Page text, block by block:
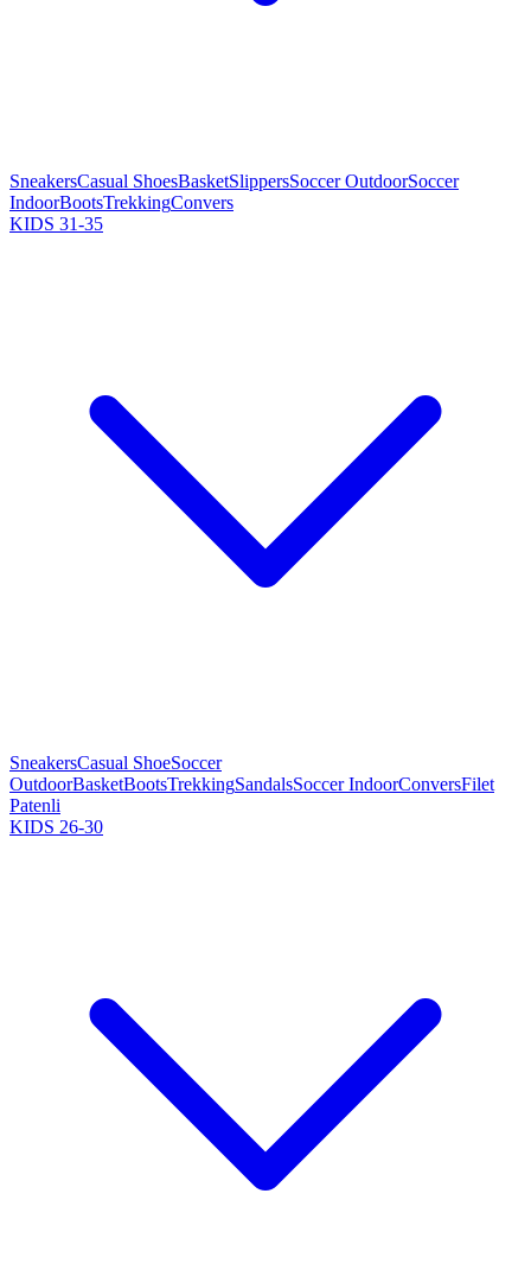
SneakersCasual ShoesBasketSlippersSoccer OutdoorSoccer
IndoorBootsTrekkingConvers
KIDS 31-35
SneakersCasual ShoeSoccer
OutdoorBasketBootsTrekkingSandalsSoccer IndoorConversFilet
Patenli
KIDS 26-30